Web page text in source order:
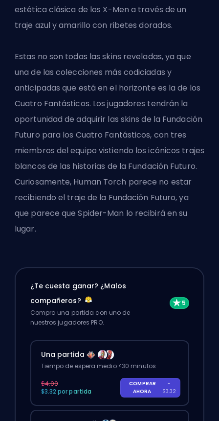
estética clásica de los X-Men a través de un
traje azul y amarillo con ribetes dorados.
Estas no son todas lasskins reveladas, ya que
una de las colecciones más codiciadas y
anticipadas que está en el horizonte es la de los
Cuatro Fantásticos. Los jugadores tendrán la
oportunidad de adquirir las skins de la Fundación
Futuro para los Cuatro Fantásticos, con tres
miembros del equipo vistiendo los icónicos trajes
blancos de las historias de la Fundación Futuro.
Curiosamente, Human Torch parece no estar
recibiendo el traje de la Fundación Futuro, ya
que parece que Spider-Man lo recibirá en su
lugar.
¿Te cuesta ganar? ¿Malos
compañeros?
Compra una partida con uno de
nuestros jugadores PRO.
Una partida
Tiempo de espera medio <30 minutos
$4.00
$3.32 por partida
COMPRAR
AHORA
-
$3.32